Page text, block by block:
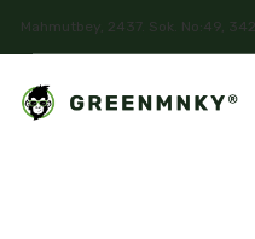
Mahmutbey, 2437. Sok. No:49,